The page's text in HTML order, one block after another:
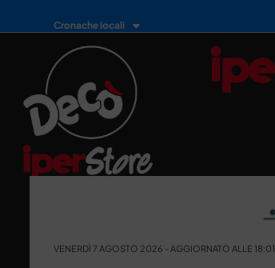
Cronache locali
VENERDÌ 7 AGOSTO 2026 - AGGIORNATO ALLE 18:01